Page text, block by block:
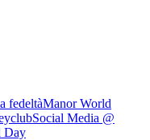
fedeltàManor World
Social Media @
Day